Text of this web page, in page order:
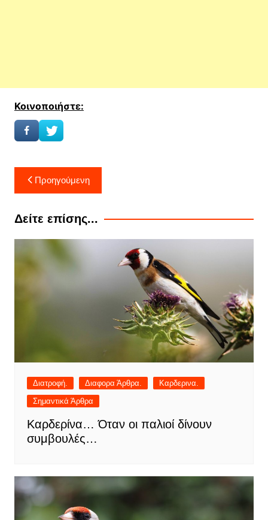
Κοινοποιήστε:
Πλοήγηση
άρθρων
Προηγούμενη
Δείτε επίσης...
Διατροφή. Διαφορα Άρθρα.
Καρδερινα.
Σημαντικά Άρθρα
Καρδερίνα… Όταν οι παλιοί δίνουν
συμβουλές…